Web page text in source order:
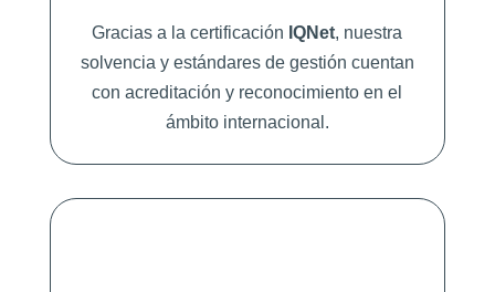
o
_
*
Gracias a la certificación IQNet, nuestra
solvencia y estándares de gestión cuentan
con acreditación y reconocimiento en el
ámbito internacional.